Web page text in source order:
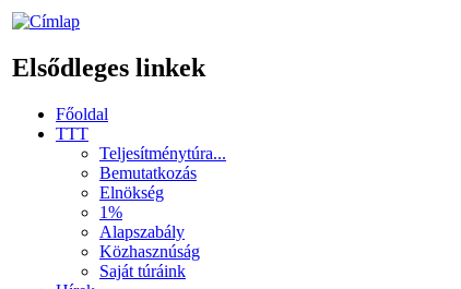
Elsődleges linkek
Főoldal
TTT
Teljesítménytúra...
Bemutatkozás
Elnökség
1%
Alapszabály
Közhasznúság
Saját túráink